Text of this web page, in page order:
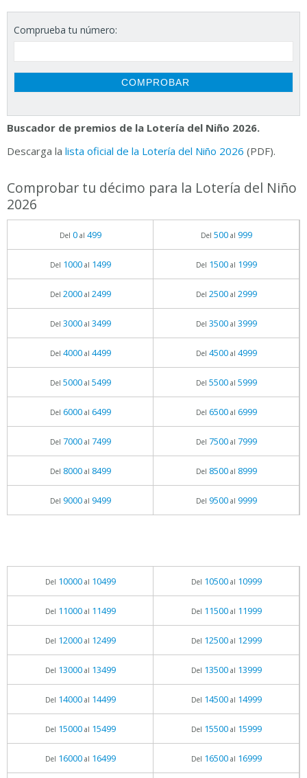
Comprueba tu número:
Buscador de premios de la Lotería del Niño 2026.
Descarga la lista oficial de la Lotería del Niño 2026 (PDF).
Comprobar tu décimo para la Lotería del Niño
2026
Del 0al 499 Del 500al 999
Del 1000al 1499 Del 1500al 1999
Del 2000al 2499 Del 2500al 2999
Del 3000al 3499 Del 3500al 3999
Del 4000al 4499 Del 4500al 4999
Del 5000al 5499 Del 5500al 5999
Del 6000al 6499 Del 6500al 6999
Del 7000al 7499 Del 7500al 7999
Del 8000al 8499 Del 8500al 8999
Del 9000al 9499 Del 9500al 9999
Del 10000al 10499 Del 10500al 10999
Del 11000al 11499 Del 11500al 11999
Del 12000al 12499 Del 12500al 12999
Del 13000al 13499 Del 13500al 13999
Del 14000al 14499 Del 14500al 14999
Del 15000al 15499 Del 15500al 15999
Del 16000al 16499 Del 16500al 16999